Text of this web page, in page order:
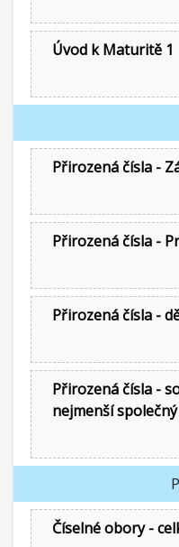
Úvod k Maturitě 1
Přirozená čísla -
Přirozená čísla -
Přirozená čísla -
Přirozená čísla -
nejmenší
Číselné obory -